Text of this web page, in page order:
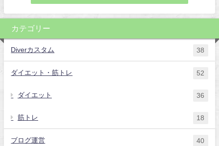
カテゴリー
Diverカスタム 38
ダイエット・筋トレ 52
ダイエット 36
筋トレ 18
ブログ運営 40